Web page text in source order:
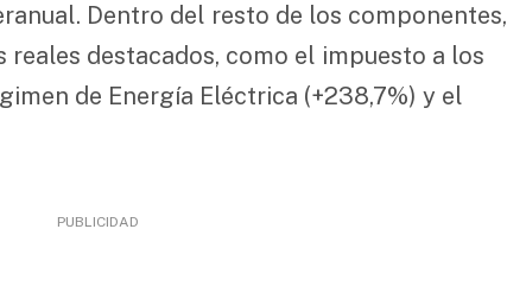
Dentro del resto de los componentes,
destacados, como el impuesto a los
de Energía Eléctrica (+238,7%) y el
PUBLICIDAD